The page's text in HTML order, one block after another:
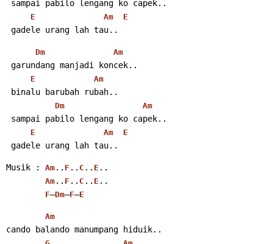
sampai pabilo lengang ko capek..
E Am E
gadele urang lah tau..
Dm Am
garundang manjadi koncek..
E Am
binalu barubah rubah..
Dm Am
sampai pabilo lengang ko capek..
E Am E
gadele urang lah tau..
Musik : Am .. F .. C .. E ..
Am .. F .. C .. E ..
F–Dm–F–E
Am
cando balando manumpang hiduik..